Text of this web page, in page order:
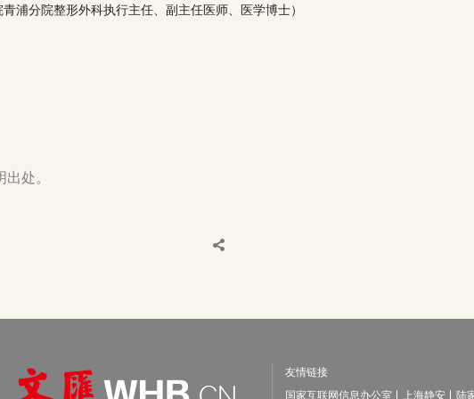
浦分院整形外科执行主任、副主任医师、医学博士）
处。
友情链接
国家互联网信息办公室
上海静安 陆